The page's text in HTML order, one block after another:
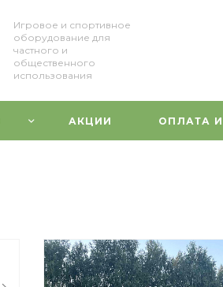
Игровое и спортивное
оборудование для
частного и
общественного
использования
АКЦИИ ОПЛАТА